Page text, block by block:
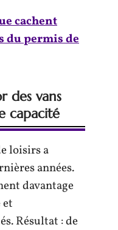
cachent
du permis de
des vans
capacité
loisirs a
années.
davantage
Résultat : de